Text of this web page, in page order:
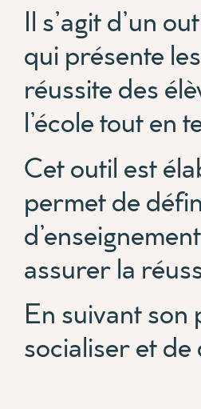
Il s’agit d’un
qui présente
réussite des
l’école tout en
Cet outil est
permet de
assurer la
En suivant son
socialiser et de